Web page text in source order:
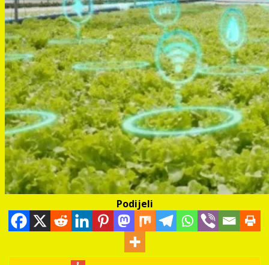
Podijeli